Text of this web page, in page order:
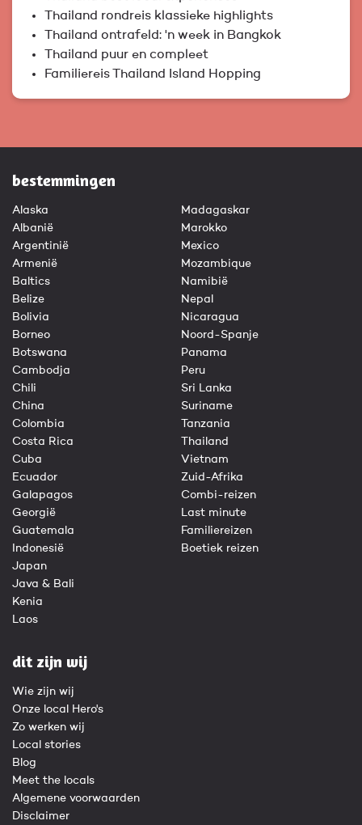
Thailand rondreis klassieke highlights
Thailand ontrafeld: 'n week in Bangkok
Thailand puur en compleet
Familiereis Thailand Island Hopping
bestemmingen
Alaska
Albanië
Argentinië
Armenië
Baltics
Belize
Bolivia
Borneo
Botswana
Cambodja
Chili
China
Colombia
Costa Rica
Cuba
Ecuador
Galapagos
Georgië
Guatemala
Indonesië
Japan
Java & Bali
Kenia
Laos
Madagaskar
Marokko
Mexico
Mozambique
Namibië
Nepal
Nicaragua
Noord-Spanje
Panama
Peru
Sri Lanka
Suriname
Tanzania
Thailand
Vietnam
Zuid-Afrika
Combi-reizen
Last minute
Familiereizen
Boetiek reizen
dit zijn wij
Wie zijn wij
Onze local Hero's
Zo werken wij
Local stories
Blog
Meet the locals
Algemene voorwaarden
Disclaimer